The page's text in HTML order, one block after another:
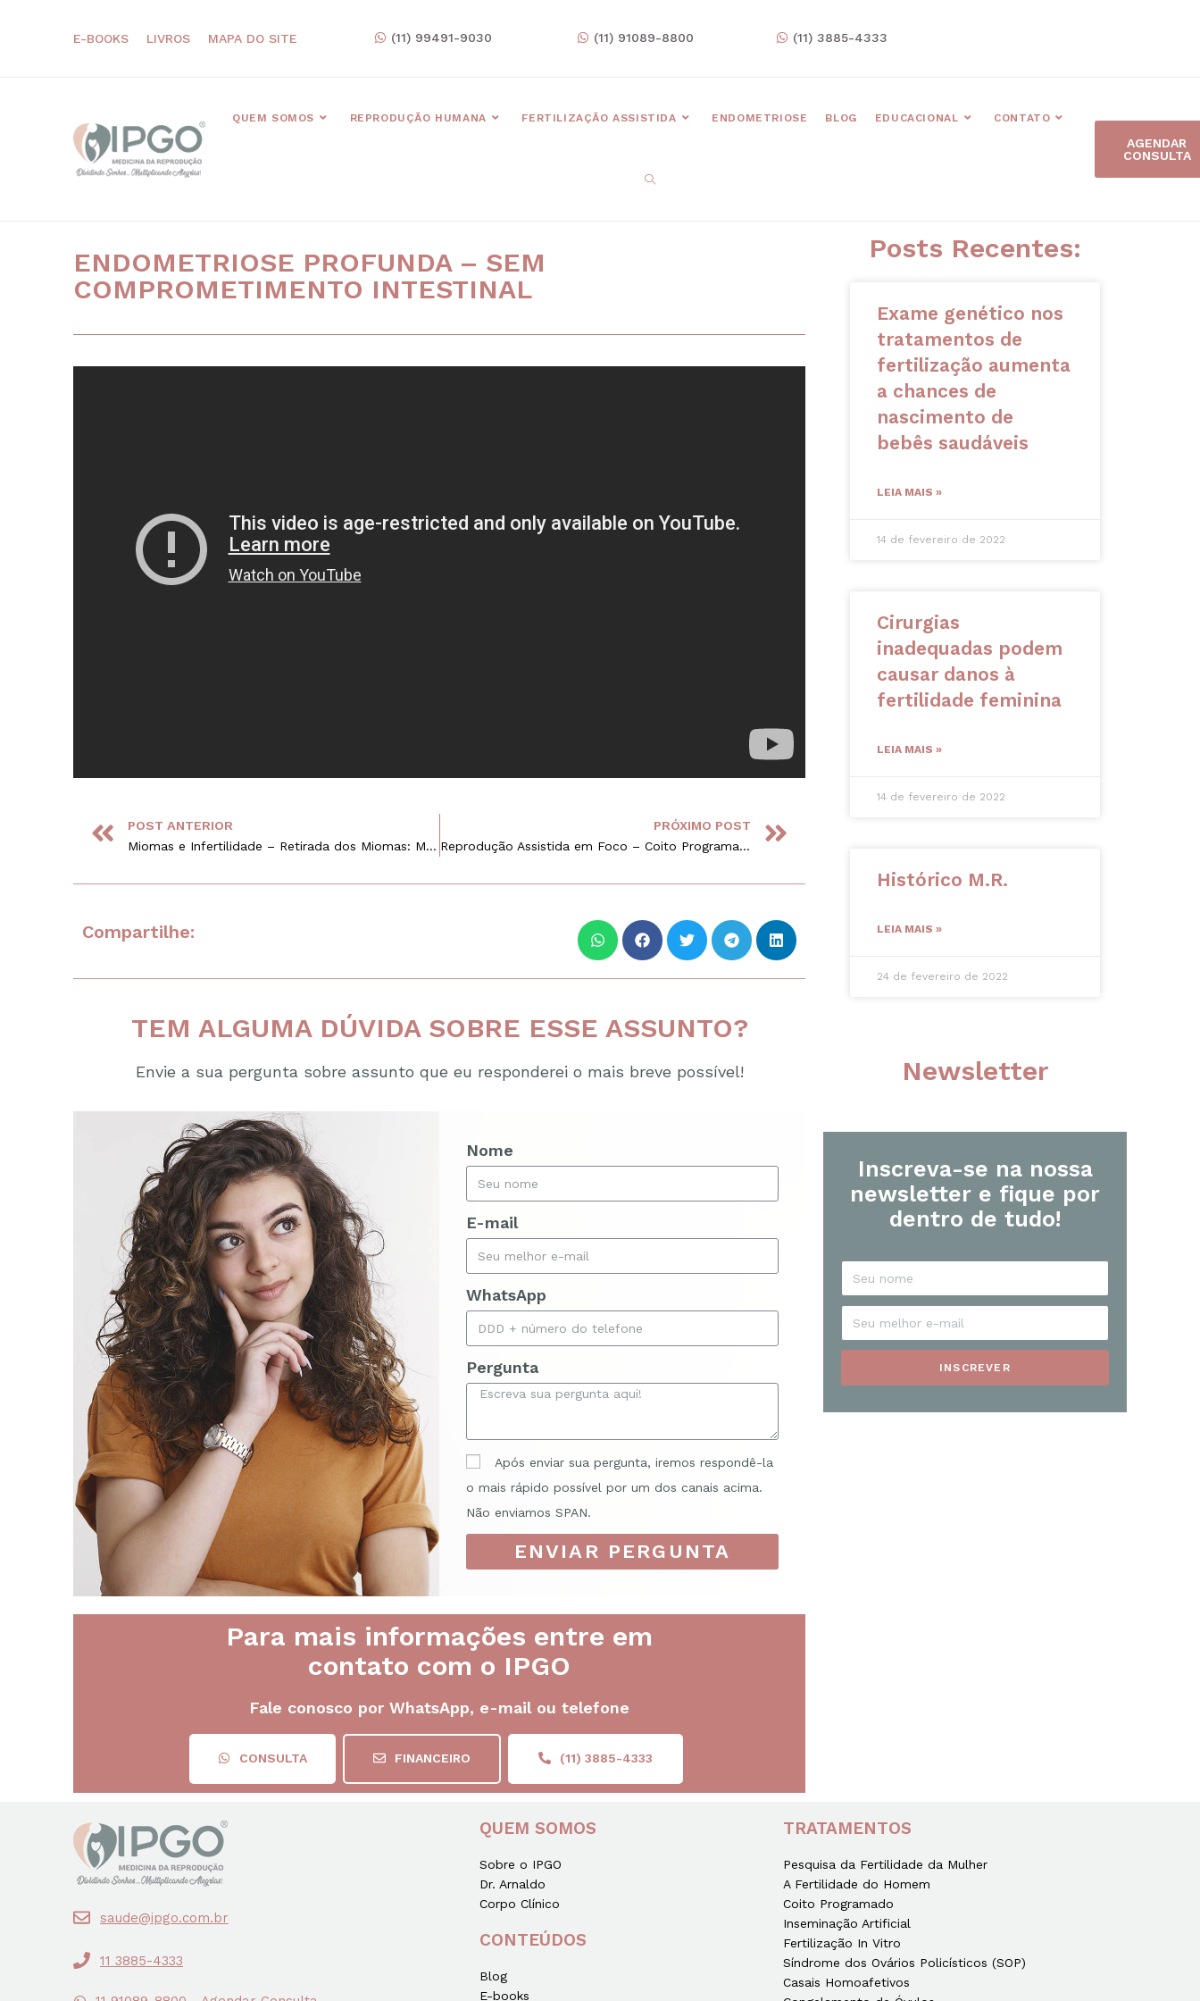
E-BOOKS LIVROS MAPA DO SITE (11) 99491-9030 (11) 91089-8800 (11) 3885-4333
QUEM SOMOS REPRODUÇÃO HUMANA FERTILIZAÇÃO ASSISTIDA ENDOMETRIOSE BLOG EDUCACIONAL CONTATO
AGENDAR
CONSULTA
ENDOMETRIOSE PROFUNDA – SEM
COMPROMETIMENTO INTESTINAL
POST ANTERIOR
Miomas e Infertilidade – Retirada dos Miomas: Miomectomia
PRÓXIMO POST
Reprodução Assistida em Foco – Coito Programado
Compartilhe:
TEM ALGUMA DÚVIDA SOBRE ESSE ASSUNTO?
Envie a sua pergunta sobre assunto que eu responderei o mais breve possível!
Nome
E-mail
WhatsApp
Pergunta
Após enviar sua pergunta, iremos respondê-la
o mais rápido possível por um dos canais acima.
Não enviamos SPAN.
ENVIAR PERGUNTA
Para mais informações entre em
contato com o IPGO
Fale conosco por WhatsApp, e-mail ou telefone
CONSULTA FINANCEIRO (11) 3885-4333
Posts Recentes:
Exame genético nos
tratamentos de
fertilização aumenta
a chances de
nascimento de
bebês saudáveis
LEIA MAIS »
14 de fevereiro de 2022
Cirurgias
inadequadas podem
causar danos à
fertilidade feminina
LEIA MAIS »
14 de fevereiro de 2022
Histórico M.R.
LEIA MAIS »
24 de fevereiro de 2022
Newsletter
Inscreva-se na nossa
newsletter e fique por
dentro de tudo!
INSCREVER
saude@ipgo.com.br
11 3885-4333
QUEM SOMOS
Sobre o IPGO
Dr. Arnaldo
Corpo Clínico
CONTEÚDOS
Blog
E-books
TRATAMENTOS
Pesquisa da Fertilidade da Mulher
A Fertilidade do Homem
Coito Programado
Inseminação Artificial
Fertilização In Vitro
Síndrome dos Ovários Policísticos (SOP)
Casais Homoafetivos